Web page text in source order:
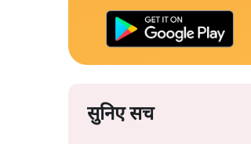
सुनिए सच